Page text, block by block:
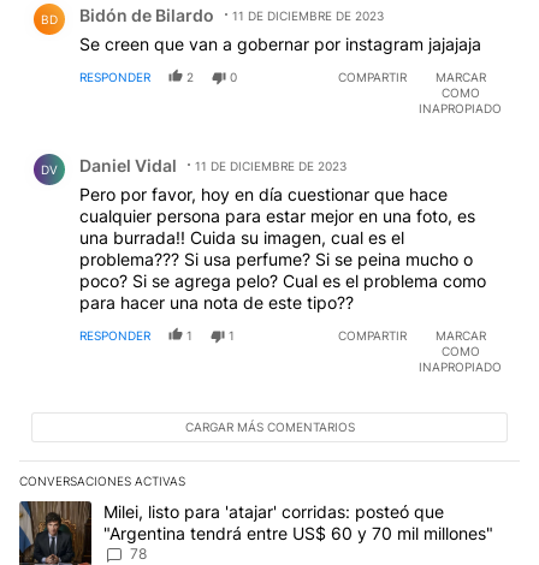
BD Bidón de Bilardo 11 DE DICIEMBRE DE 2023
Se creen que van a gobernar por instagram jajajaja
RESPONDER 2 0 COMPARTIR
MARCAR
COMO
INAPROPIADO
DV Daniel Vidal 11 DE DICIEMBRE DE 2023
Pero por favor, hoy en día cuestionar que hace
cualquier persona para estar mejor en una foto, es
una burrada!! Cuida su imagen, cual es el
problema??? Si usa perfume? Si se peina mucho o
poco? Si se agrega pelo? Cual es el problema como
para hacer una nota de este tipo??
RESPONDER 1 1 COMPARTIR
MARCAR
COMO
INAPROPIADO
CARGAR MÁS COMENTARIOS
CONVERSACIONES ACTIVAS
Este listado muestra los artículos con más comentarios en los
Un artículo de tendencia con el título "Milei, listo para 'atajar'
Milei, listo para 'atajar' corridas: posteó que
"Argentina tendrá entre US$ 60 y 70 mil millones"
78